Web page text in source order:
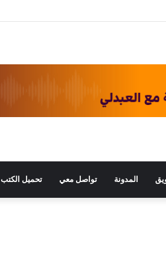
في القطاع الثالث مع د. عبيد العبدلي
المدونة تواصل معي تحميل الكتب